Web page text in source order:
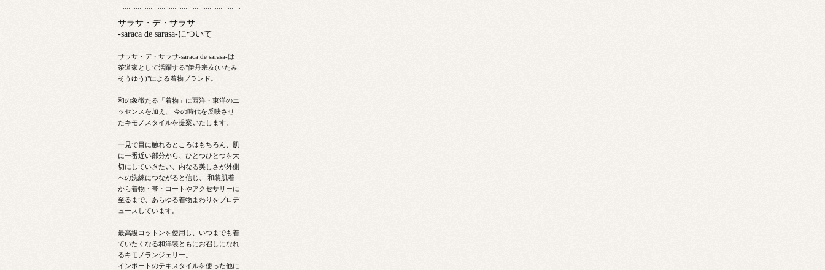
サラサ・デ・サラサ
-saraca de sarasa-について
サラサ・デ・サラサ-saraca de sarasa-は
茶道家として活躍する"伊丹宗友(いたみ
そうゆう)"による着物ブランド。
和の象徴たる「着物」に西洋・東洋のエ
ッセンスを加え、 今の時代を反映させ
たキモノスタイルを提案いたします。
一見で目に触れるところはもちろん、肌
に一番近い部分から、ひとつひとつを大
切にしていきたい、内なる美しさが外側
への洗練につながると信じ、 和装肌着
から着物・帯・コートやアクセサリーに
至るまで、あらゆる着物まわりをプロデ
ュースしています。
最高級コットンを使用し、いつまでも着
ていたくなる和洋装ともにお召しになれ
るキモノランジェリー。
インポートのテキスタイルを使った他に